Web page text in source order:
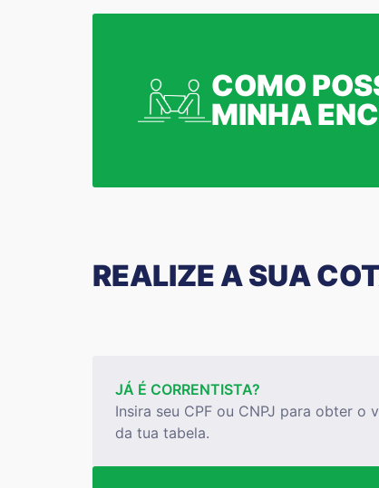
COMO
MINHA
REALIZE A SUA
JÁ É CORRENTISTA?
Insira seu CPF ou CNPJ para obter o
da tua tabela.